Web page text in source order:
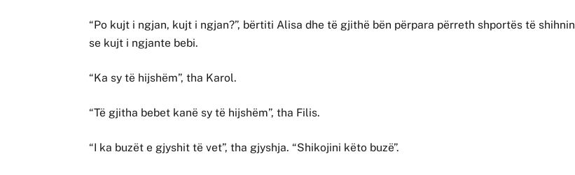
“Po kujt i ngjan, kujt i ngjan?”, bërtiti Alisa dhe të gjithë bën përpara përreth shportës të shihnin
se kujt i ngjante bebi.
“Ka sy të hijshëm”, tha Karol.
“Të gjitha bebet kanë sy të hijshëm”, tha Filis.
“I ka buzët e gjyshit të vet”, tha gjyshja. “Shikojini këto buzë”.